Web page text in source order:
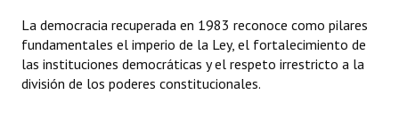
Proyectos Presentados
Dictámenes Asesoría Letrada
La democracia recuperada en 1983 reconoce como pilares
fundamentales el imperio de la Ley, el fortalecimiento de
las instituciones democráticas y el respeto irrestricto a la
división de los poderes constitucionales.